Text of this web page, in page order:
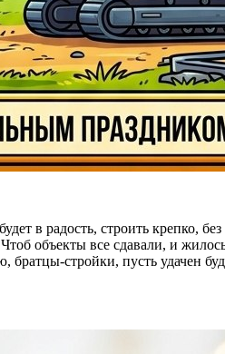
в радость, строить крепко,
объекты все сдавали, и
стройки, пусть удачен